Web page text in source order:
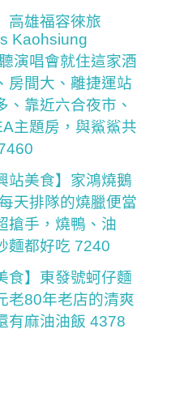
高雄福容徠旅
Kaohsiung
演唱會就住這家酒
房間大、離捷運站
、靠近六合夜市、
主題房，與鯊鯊共
站美食】家鴻燒鵝
天排隊的燒臘便當
搶手，燒鴨、油
麵都好吃 7240
食】東發號蚵仔麵
老80年老店的清爽
有麻油油飯 4378